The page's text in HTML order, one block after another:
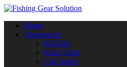
alihan
Home
Aksessories
Kili Kili
Kursi Lipat
Life Jacket